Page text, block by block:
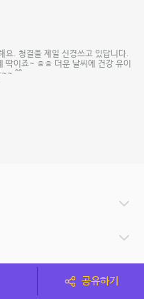
요. 청결을 제일 신경쓰고 있답니다.
딱이죠~ ㅎㅎ 더운 날씨에 건강 유이
~~ ^^
공유하기